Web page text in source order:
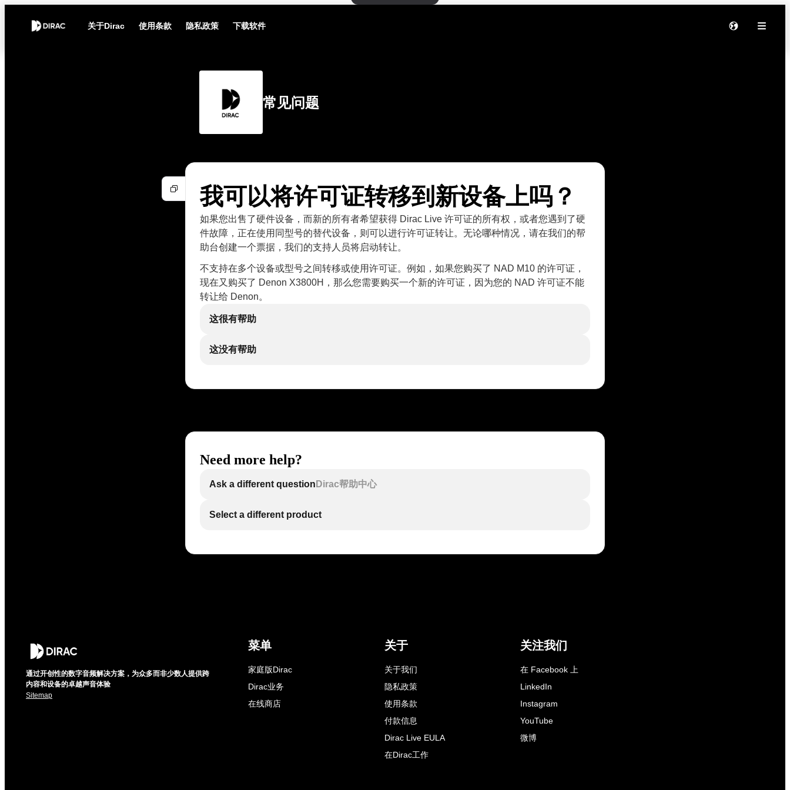
关于Dirac 使用条款 隐私政策 下载软件
常见问题
我可以将许可证转移到新设备上吗？
如果您出售了硬件设备，而新的所有者希望获得 Dirac Live 许可证的所有权，或者您遇到了硬
件故障，正在使用同型号的替代设备，则可以进行许可证转让。无论哪种情况，请在我们的帮
助台创建一个票据，我们的支持人员将启动转让。
不支持在多个设备或型号之间转移或使用许可证。例如，如果您购买了 NAD M10 的许可证，
现在又购买了 Denon X3800H，那么您需要购买一个新的许可证，因为您的 NAD 许可证不能
转让给 Denon。
这很有帮助
这没有帮助
Need more help?
Ask a different question Dirac帮助中心
Select a different product
通过开创性的数字音频解决方案，为众多而非少数人提供跨
内容和设备的卓越声音体验
Sitemap
菜单
家庭版Dirac
Dirac业务
在线商店
关于
关于我们
隐私政策
使用条款
付款信息
Dirac Live EULA
在Dirac工作
关注我们
在 Facebook 上
LinkedIn
Instagram
YouTube
微博